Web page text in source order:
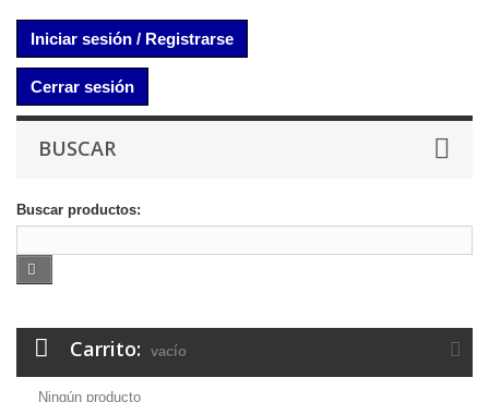
Iniciar sesión / Registrarse
Cerrar sesión
BUSCAR
Buscar productos:
Carrito: vacío
Ningún producto